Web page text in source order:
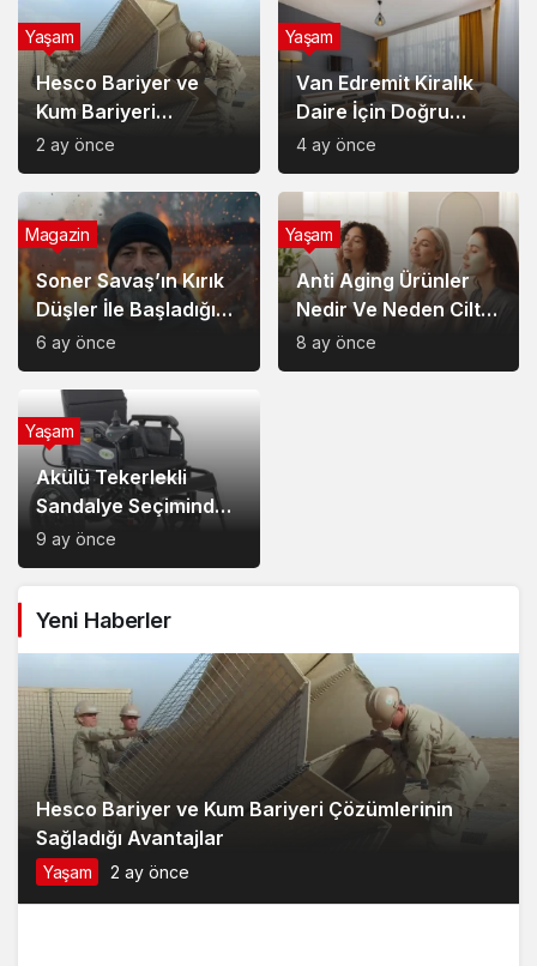
Hesco Bariyer ve
Kum Bariyeri
Çözümlerinin
Sağladığı Avantajlar
2 ay önce
Yaşam
Van Edremit Kiralık
Daire İçin Doğru
Semt Nasıl Seçilir?
4 ay önce
Yaşam
Soner Savaş’ın Kırık
Düşler İle Başladığı
Müzik Serüveni
6 ay önce
Magazin
Anti Aging Ürünler
Nedir Ve Neden Cilt
Bakımında Temel Bir
Yerdedir?
8 ay önce
Yaşam
Akülü Tekerlekli
Sandalye Seçiminde
Dikkat Edilecek
Noktalar: Konfor,
Model Tercihi
9 ay önce
Yaşam
Yeni Haberler
Hesco Bariyer ve Kum Bariyeri Çözümlerinin
Sağladığı Avantajlar
Yaşam 2 ay önce